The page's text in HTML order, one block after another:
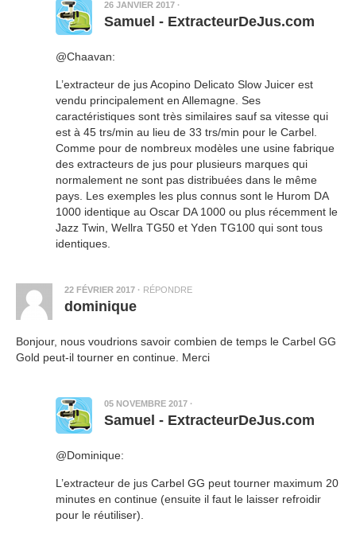
26 JANVIER 2017 ·
Samuel - ExtracteurDeJus.com
@Chaavan:
L’extracteur de jus Acopino Delicato Slow Juicer est
vendu principalement en Allemagne. Ses
caractéristiques sont très similaires sauf sa vitesse qui
est à 45 trs/min au lieu de 33 trs/min pour le Carbel.
Comme pour de nombreux modèles une usine fabrique
des extracteurs de jus pour plusieurs marques qui
normalement ne sont pas distribuées dans le même
pays. Les exemples les plus connus sont le Hurom DA
1000 identique au Oscar DA 1000 ou plus récemment le
Jazz Twin, Wellra TG50 et Yden TG100 qui sont tous
identiques.
22 FÉVRIER 2017 · RÉPONDRE
dominique
Bonjour, nous voudrions savoir combien de temps le Carbel GG
Gold peut-il tourner en continue. Merci
05 NOVEMBRE 2017 ·
Samuel - ExtracteurDeJus.com
@Dominique:
L’extracteur de jus Carbel GG peut tourner maximum 20
minutes en continue (ensuite il faut le laisser refroidir
pour le réutiliser).